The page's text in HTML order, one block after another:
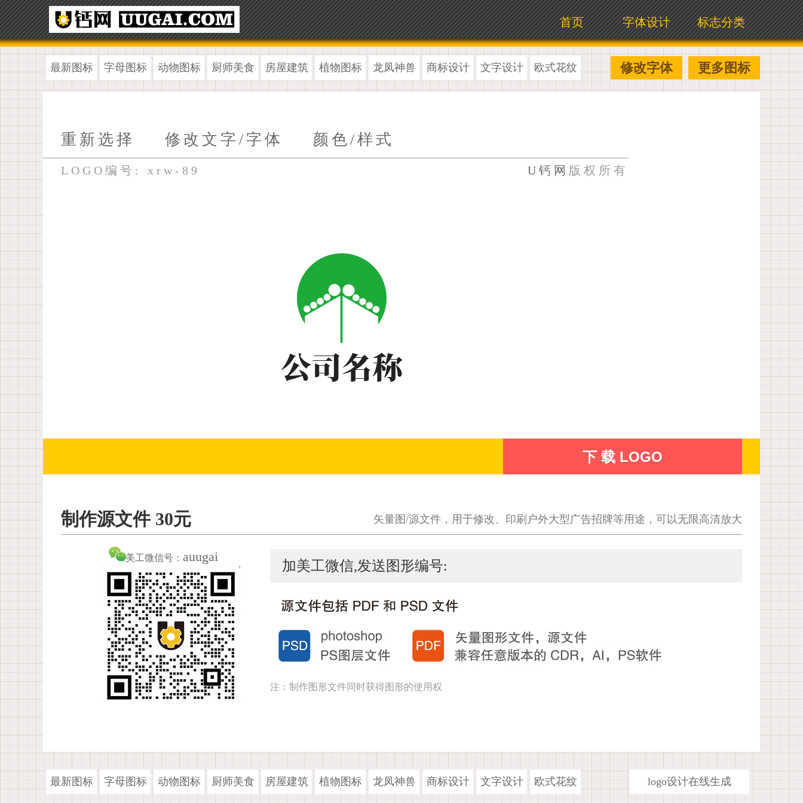
标志分类
字体设计
首页
最新图标 字母图标 动物图标 厨师美食 房屋建筑 植物图标 龙凤神兽 商标设计 文字设计 欧式花纹 更多图标
修改字体
重新选择 修改文字/字体 颜色/样式
LOGO编号: xrw-89 U钙网 版权所有
下 载 LOGO
制作源文件 30元 矢量图/源文件，用于修改、印刷户外大型广告招牌等用途，可以无限高清放大
美工微信号： auugai
加美工微信,发送图形编号:
注：制作图形文件同时获得图形的使用权
最新图标 字母图标 动物图标 厨师美食 房屋建筑 植物图标 龙凤神兽 商标设计 文字设计 欧式花纹 logo设计在线生成